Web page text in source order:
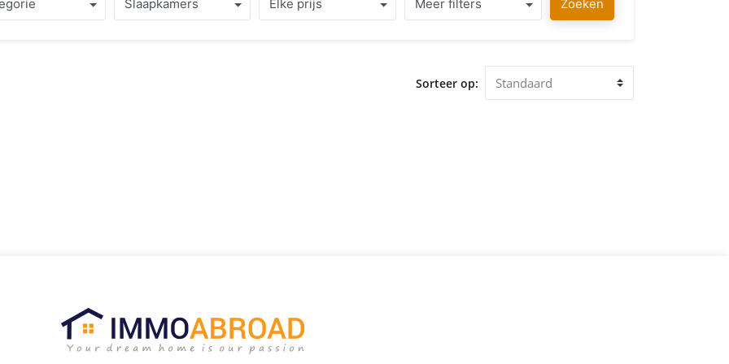
Slaapkamers Elke prijs Meer filters Zoeken
Sorteer op: